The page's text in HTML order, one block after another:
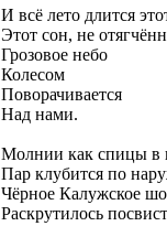
И всё лето длится
Этот сон, не
Грозовое небо
Колесом
Поворачивается
Над нами.
Молнии как спицы в
Пар клубится по
Чёрное Калужское
Раскрутилось